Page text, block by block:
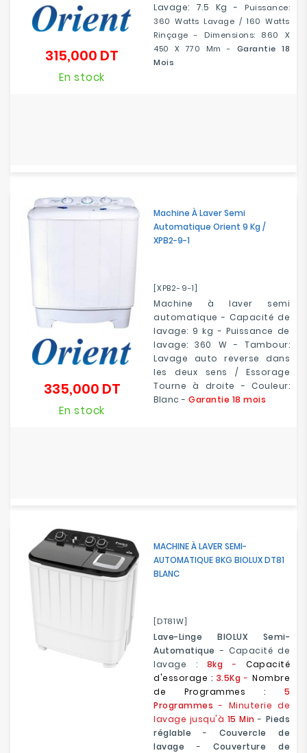
Lavage: 7.5 Kg - Puissance:
360 Watts Lavage / 160 Watts
Rinçage - Dimensions: 860 X
450 X 770 Mm - Garantie 18
Mois
315,000 DT
En stock
Machine À Laver Semi
Automatique Orient 9 Kg /
XPB2-9-1
[XPB2-9-1]
Machine à laver semi
automatique - Capacité de
lavage: 9 kg - Puissance de
lavage: 360 W - Tambour:
Lavage auto reverse dans
les deux sens / Essorage
Tourne à droite - Couleur:
Blanc - Garantie 18 mois
335,000 DTPrix
En stock
MACHINE À LAVER SEMI-
AUTOMATIQUE 8KG BIOLUX DT81
BLANC
[DT81W]
Lave-Linge BIOLUX Semi-
Automatique - Capacité de
lavage : 8kg - Capacité
d'essorage : 3.5Kg - Nombre
de Programmes : 5
Programmes - Minuterie de
lavage jusqu'à 15 Min - Pieds
réglable -Couvercle de
lavage -Couverture de